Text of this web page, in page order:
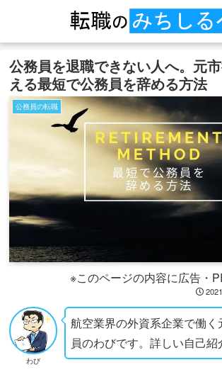
公務員を退職できない人へ。元
える最短で公務員を辞める方法
公務員の転職
※このページの内容に広告・
わび
航空業界の外資系企業で働く
員のわびです。詳しい自己紹